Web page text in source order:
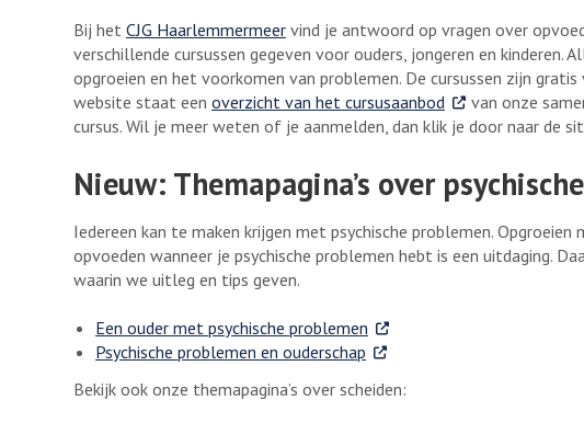
Bij het CJG Haarlemmermeer vind je antwoord op vragen over
verschillende cursussen gegeven voor ouders, jongeren en kinderen.
opgroeien en het voorkomen van problemen. De cursussen zijn
website staat een overzicht van het cursusaanbod . Externe link
van onze
cursus. Wil je meer weten of je aanmelden, dan klik je door naar de
Nieuw: Themapagina’s over
Iedereen kan te maken krijgen met psychische problemen.
opvoeden wanneer je psychische problemen hebt is een uitdaging.
waarin we uitleg en tips geven.
Een ouder met psychische problemen . Externe link
Psychische problemen en ouderschap . Externe link
Bekijk ook onze themapagina’s over scheiden: